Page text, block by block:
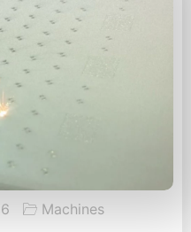
Machines